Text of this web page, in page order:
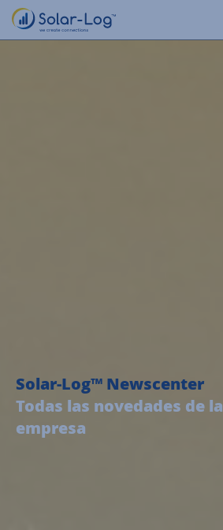
Solar-Log™ Newscenter
Todas las novedades de la
empresa